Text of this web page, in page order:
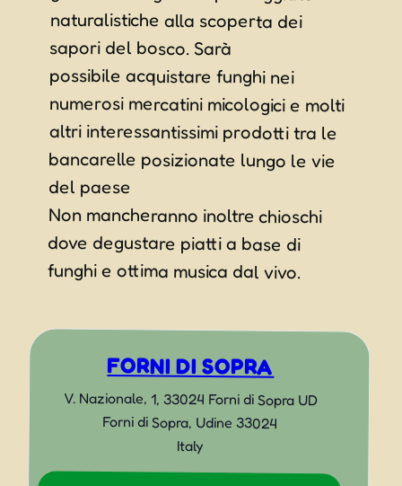
sapori del bosco. Sarà
del paese
Non mancheranno inoltre chioschi
dove degustare piatti a base di
funghi e ottima musica dal vivo.
FORNI DI SOPRA
V. Nazionale, 1, 33024 Forni di Sopra UD
Forni di Sopra, Udine 33024
Italy